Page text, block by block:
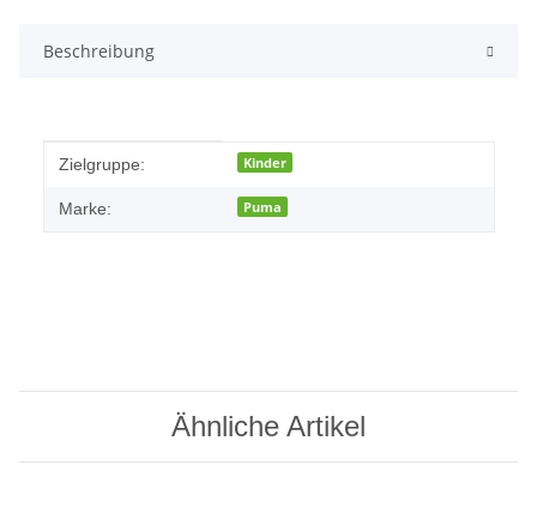
Beschreibung
Produkteigenschaft
Wert
Zielgruppe: Kinder
Marke: Puma
Ähnliche Artikel